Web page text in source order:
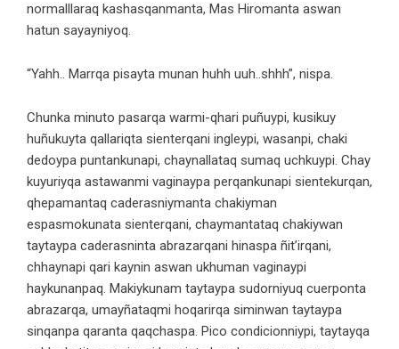
normalllaraq kashasqanmanta, Mas Hiromanta aswan
hatun sayayniyoq.
“Yahh.. Marrqa pisayta munan huhh uuh..shhh”, nispa.
Chunka minuto pasarqa warmi-qhari puñuypi, kusikuy
huñukuyta qallariqta sienterqani ingleypi, wasanpi, chaki
dedoypa puntankunapi, chaynallataq sumaq uchkuypi. Chay
kuyuriyqa astawanmi vaginaypa perqankunapi sientekurqan,
qhepamantaq caderasniymanta chakiyman
espasmokunata sienterqani, chaymantataq chakiywan
taytaypa caderasninta abrazarqani hinaspa ñit’irqani,
chhaynapi qari kaynin aswan ukhuman vaginaypi
haykunanpaq. Makiykunam taytaypa sudorniyuq cuerponta
abrazarqa, umayñataqmi hoqarirqa siminwan taytaypa
sinqanpa qaranta qaqchaspa. Pico condicionniypi, taytayqa